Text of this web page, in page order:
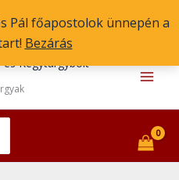
Pál főapostolok ünnepén a
Bezárás
és Kegytárgybolt